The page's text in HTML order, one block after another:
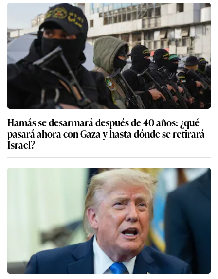
Hamás se desarmará después de 40 años: ¿qué
pasará ahora con Gaza y hasta dónde se retirará
Israel?